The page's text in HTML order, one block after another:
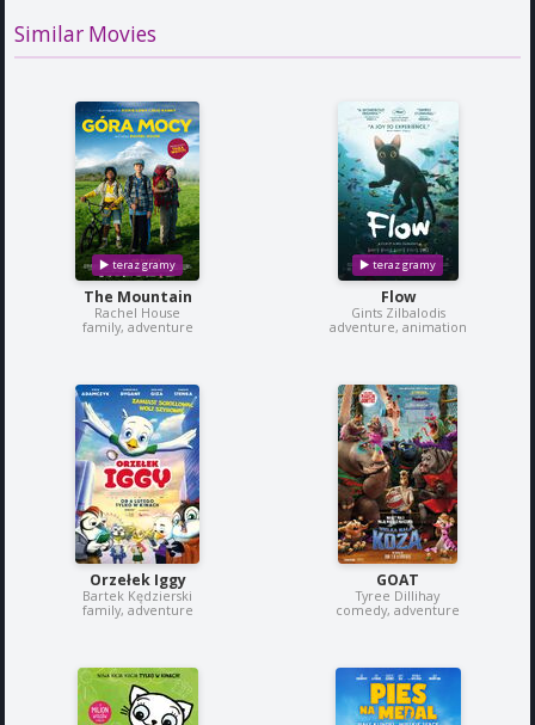
Similar Movies
The Mountain
Rachel House
family, adventure
Flow
Gints Zilbalodis
adventure, animation
Orzełek Iggy
Bartek Kędzierski
family, adventure
GOAT
Tyree Dillihay
comedy, adventure